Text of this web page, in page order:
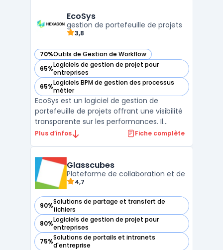
collaborative facilite la gestion
documentaire, offrant une convergen ...
EcoSys
gestion de portefeuille de projets
3,8
70%Outils de Gestion de Workflow
— voir EcoSys dans cette catégorie
65%Logiciels de gestion de projet pour
entreprises
— voir EcoSys dans cette catégorie
65%Logiciels BPM de gestion des processus
métier
— voir EcoSys dans cette catégorie
EcoSys est un logiciel de gestion de
portefeuille de projets offrant une visibilité
transparente sur les performances. Il
facilite la planification, l'estimation des
EcoSys, les organisations peuvent améliorer
l ...
Plus d’infos Fiche complète
Glasscubes
Plateforme de collaboration et de
4,7
90%Solutions de partage et transfert de
fichiers
— voir Glasscubes dans cette catégorie
80%Logiciels de gestion de projet pour
entreprises
— voir Glasscubes dans cette catégorie
75%Solutions de portails et intranets
d'entreprise
— voir Glasscubes dans cette catégorie